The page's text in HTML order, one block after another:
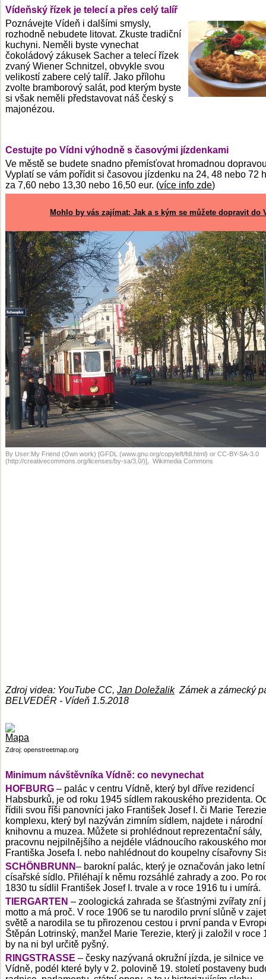
Vídeňský řízek je telecí a přes celý talíř
Poznávejte Vídeň i dalšími smysly,
rozhodně nebudete litovat. Zkuste tradiční
kuchyni. Neměli byste vynechat
čokoládový zákusek Sacher a telecí řízek
zvaný Wiener Schnitzel, obvykle svou
velikostí zabere celý talíř. Jako přílohu
zvolte bramborový salát, pod kterým byste
si však neměli představovat náš český s
majonézou.
Cestujte po Vídni výhodně s časovými jízdenkami
Ve městě se budete snadno přemísťovat hromadnou
Vyplatí se vám pořídit si časovou jízdenku na 24, 48 nebo 72
za 7,60 nebo 13,30 nebo 16,50 eur. (více info zde)
Mohlo by vás zajímat: Jak a s kým se můžete dopravit do
By User:My Friend (Own work) [GFDL (www.gnu.org/copyleft/fdl.html) or CC-BY-SA-3.0
(http://creativecommons.org/licenses/by-sa/3.0/)], Wikimedia Commons
Zdroj videa: YouTube CC, Jan DoležalikZámek a zámecký
BELVEDÉR - Vídeň 1.5.2018
Zdroj: openstreetmap.org
Minimum návštěvníka Vídně: co nevynechat
HOFBURG – palác v centru Vídně, který byl dříve rezidencí
Habsburků, je od roku 1945 sídlem rakouského prezidenta.
řídili svou říši panovníci jako František Josef I. či Marie
komplexu, který byl nazýván zimním sídlem, najdete i národní
knihovnu a muzea. Můžete si prohlédnout reprezentační sály,
pracovnu nejpilnějšího a nejdéle vládnoucího rakouského
Františka Josefa I. nebo nahlédnout do koupelny císařovny
SCHÖNBRUNN– barokní palác, který je označován jako letní
císařské sídlo. Přiléhají k němu rozsáhlé zahrady a zoo. Po
1830 tu sídlil František Josef I. trvale a v roce 1916 tu i umírá.
TIERGARTEN – zoologická zahrada se šťastnými zvířaty zní
motto a má proč. V roce 1906 se tu narodilo první slůně v
světě a narodila se tu přirozenou cestou i první panda v
Štěpán Lotrinský, manžel Marie Terezie, který ji založil v roce
by na ni byl určitě pyšný.
RINGSTRASSE – česky nazývaná okružní jízda, je silnice ve
Vídně, podél které byly v 2. polovině 19. století postaveny